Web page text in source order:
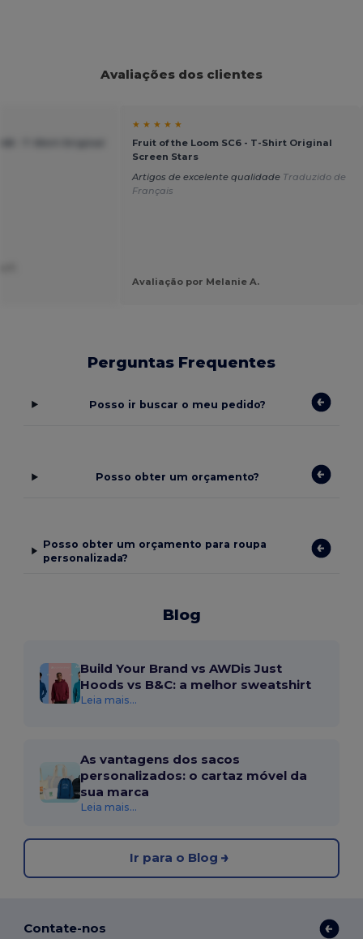
Avaliações dos clientes
★ ★ ★ ★ ★
Fruit of the Loom SC6 - T-Shirt Original
Screen Stars
Artigos de excelente qualidade Traduzido de
Français
Avaliação por Melanie A.
Perguntas Frequentes
Posso ir buscar o meu pedido?
Posso obter um orçamento?
Posso obter um orçamento para roupa
personalizada?
Blog
Build Your Brand vs AWDis Just
Hoods vs B&C: a melhor sweatshirt
Leia mais...
As vantagens dos sacos
personalizados: o cartaz móvel da
sua marca
Leia mais...
Ir para o Blog
Contate-nos